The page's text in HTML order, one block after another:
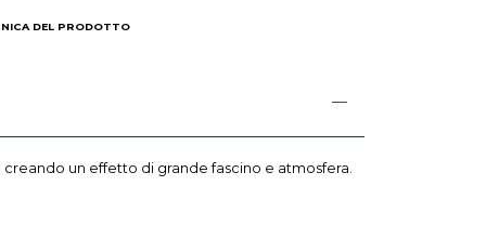
DEL PRODOTTO
un effetto di grande fascino e atmosfera.